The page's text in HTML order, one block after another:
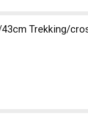
Pheebe 30 S/43cm